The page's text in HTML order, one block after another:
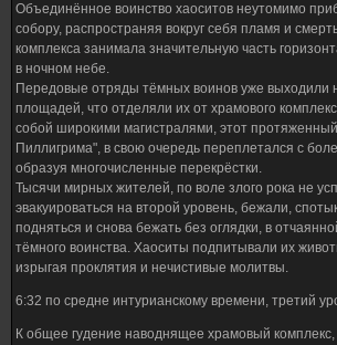
Объединённое воинство хаоситов неутомимо
собору, распространяя вокруг себя пламя и
комплекса занимала значительную часть
в ночном небе.
Передовые отряды тёмных воинов уже выходили
площадей, что отделяли их от храмового
собой широкими магистралями, этот
Пиллигрима", в свою очередь переплетался с
образуя многочисленные перекрёстки.
Тысячи мирных жителей, по воле злого рока не
эвакуироваться на второй уровень, бежали,
подняться и снова бежать без оглядки, в
тёмного воинства. Хаоситы подпитывали их
изрыгая проклятия и нечистивые молитвы.
6:32 по средне интурианскому времени, третий
К общее гудение наводнящее храмовый